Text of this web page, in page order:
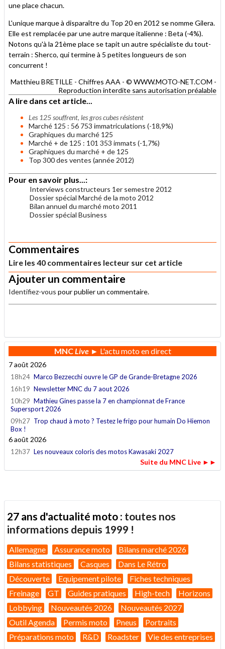
une place chacun.
L'unique marque à disparaître du Top 20 en 2012 se nomme Gilera.
Elle est remplacée par une autre marque italienne : Beta (-4%).
Notons qu'à la 21ème place se tapit un autre spécialiste du tout-
terrain : Sherco, qui termine à 5 petites longueurs de son
concurrent !
Matthieu BRETILLE - Chiffres AAA - © WWW.MOTO-NET.COM -
Reproduction interdite sans autorisation préalable
A lire dans cet article...
Les 125 souffrent, les gros cubes résistent
Marché 125 : 56 753 immatriculations (-18,9%)
Graphiques du marché 125
Marché + de 125 : 101 353 immats (-1,7%)
Graphiques du marché + de 125
Top 300 des ventes (année 2012)
Pour en savoir plus...:
Interviews constructeurs 1er semestre 2012
Dossier spécial Marché de la moto 2012
Bilan annuel du marché moto 2011
Dossier spécial Business
Commentaires
Lire les 40 commentaires lecteur sur cet article
Ajouter un commentaire
Identifiez-vous pour publier un commentaire.
MNCLive► L'actu moto en direct
7 août 2026
18h24 Marco Bezzecchi ouvre le GP de Grande-Bretagne 2026
16h19 Newsletter MNC du 7 aout 2026
10h29 Mathieu Gines passe la 7 en championnat de France
Supersport 2026
09h27 Trop chaud à moto ? Testez le frigo pour humain Do Hiemon
Box !
6 août 2026
12h37 Les nouveaux coloris des motos Kawasaki 2027
Suite du MNC Live ►►
27 ans d'actualité moto : toutes nos
informations depuis 1999 !
Allemagne Assurance moto
Bilans marché 2026
Bilans statistiques
Casques
Dans Le Rétro
Découverte
Equipement pilote
Fiches techniques
Freinage
GT Guides pratiques High-tech
Horizons
Lobbying
Nouveautés 2026
Nouveautés 2027
Outil Agenda
Permis moto Pneus
Portraits
Préparations moto
R&D Roadster Vie des entreprises